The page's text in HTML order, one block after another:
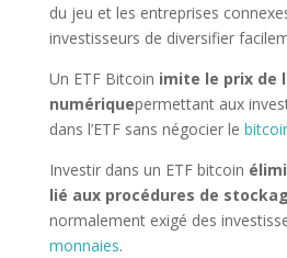
du jeu et les entreprises
investisseurs de diversifier
Un ETF Bitcoin imite le prix de
numériquepermettant aux
dans l’ETF sans négocier le
Investir dans un ETF bitcoin
lié aux procédures de
normalement exigé des
monnaies.